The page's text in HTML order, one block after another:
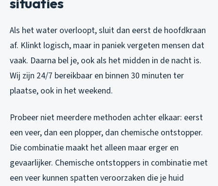
Als het water overloopt, sluit dan eerst de hoofdkraan
af. Klinkt logisch, maar in paniek vergeten mensen dat
vaak. Daarna bel je, ook als het midden in de nacht is.
Wij zijn 24/7 bereikbaar en binnen 30 minuten ter
plaatse, ook in het weekend.
Probeer niet meerdere methoden achter elkaar: eerst
een veer, dan een plopper, dan chemische ontstopper.
Die combinatie maakt het alleen maar erger en
gevaarlijker. Chemische ontstoppers in combinatie met
een veer kunnen spatten veroorzaken die je huid